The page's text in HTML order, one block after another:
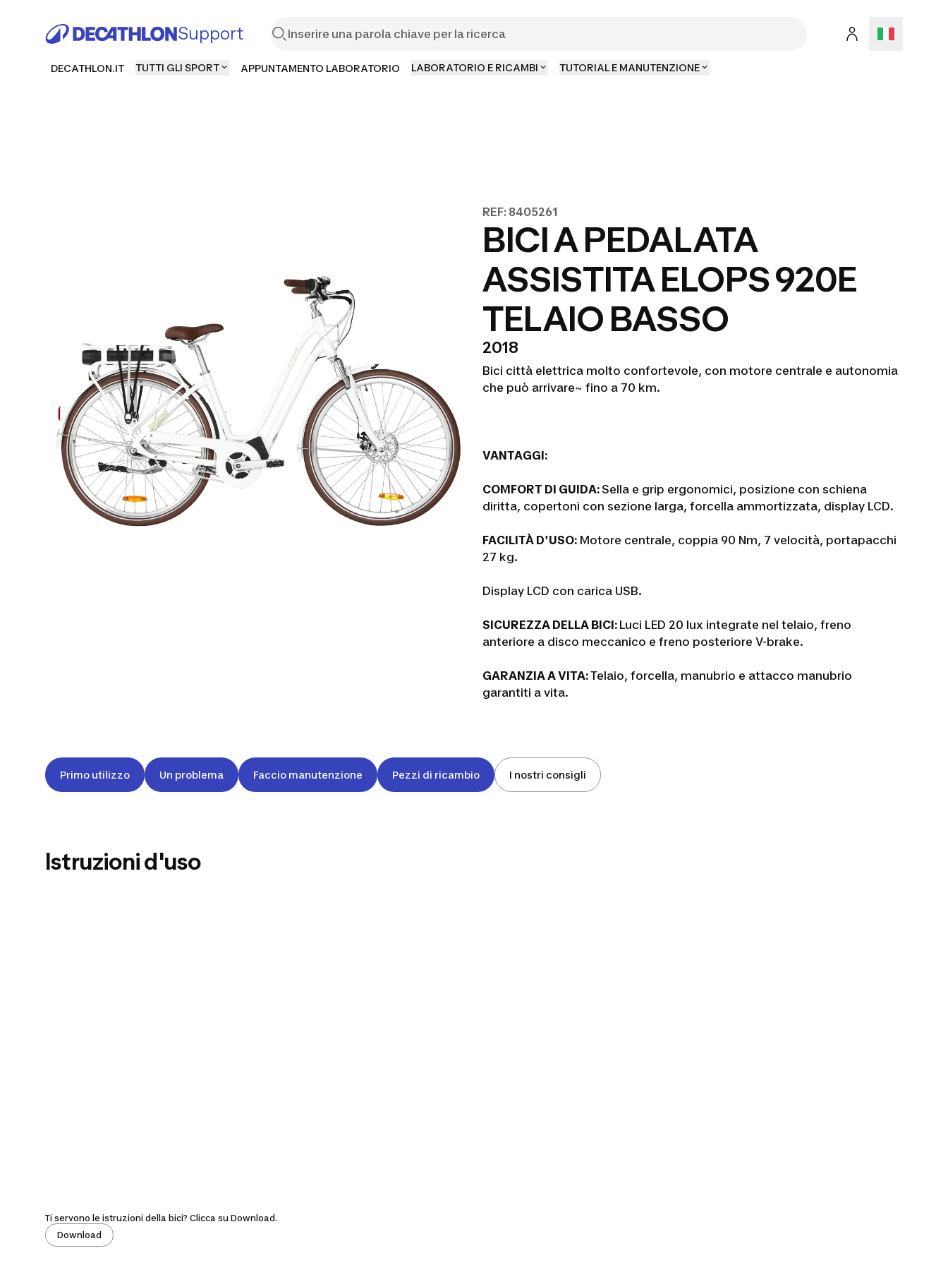
Support
DECATHLON.IT TUTTI GLI SPORT APPUNTAMENTO LABORATORIO LABORATORIO E RICAMBI TUTORIAL E MANUTENZIONE
REF: 8405261
BICI A PEDALATA
ASSISTITA ELOPS 920E
TELAIO BASSO
2018
Bici città elettrica molto confortevole, con motore centrale e autonomia
che può arrivare~ fino a 70 km.
VANTAGGI:
COMFORT DI GUIDA:Sella e grip ergonomici, posizione con schiena
diritta, copertoni con sezione larga, forcella ammortizzata, display LCD.
FACILITÀ D'USO:Motore centrale, coppia 90 Nm, 7 velocità, portapacchi
27 kg.
Display LCD con carica USB.
SICUREZZA DELLA BICI: Luci LED 20 lux integrate nel telaio, freno
anteriore a disco meccanico e freno posteriore V-brake.
GARANZIA A VITA:Telaio, forcella, manubrio e attacco manubrio
garantiti a vita.
Primo utilizzo Un problema Faccio manutenzione Pezzi di ricambio I nostri consigli
Istruzioni d'uso
Ti servono le istruzioni della bici? Clicca su Download.
Download